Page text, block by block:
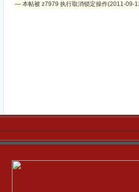
— 本帖被 z7979 执行取消锁定操作(2011-09-